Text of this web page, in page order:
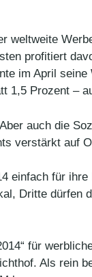
profitiert
im April
1,5 Prozent –
auch die
verstärkt auf
einfach für
Dritte dürfen
für
Als rein